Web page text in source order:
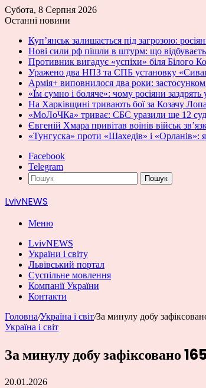
Субота, 8 Серпня 2026
Останні новини
Куп’янськ залишається під загрозою:
Нові сили рф пішли в штурм: що
Противник вигадує «успіхи» біля Білого
Уражено два НПЗ та СПБ установку
Армія+ виповнилося два роки:
«Їм сумно і боляче»: чому росіяни заздрять
На Харківщині тривають бої за Козачу
«МоЛоЧКа» триває: СБС уразили ще 12
Євгеній Хмара привітав воїнів військ
«Тунгуска» проти «Шахедів» і «Орланів»:
Facebook
Telegram
Пошук
LvivNEWS
Меню
LvivNEWS
України і світу
Львівський портал
Суспільне мовлення
Компанії України
Контакти
Головна/Україна і світ/За минулу добу
Україна і світ
За минулу добу зафіксовано
20.01.2026